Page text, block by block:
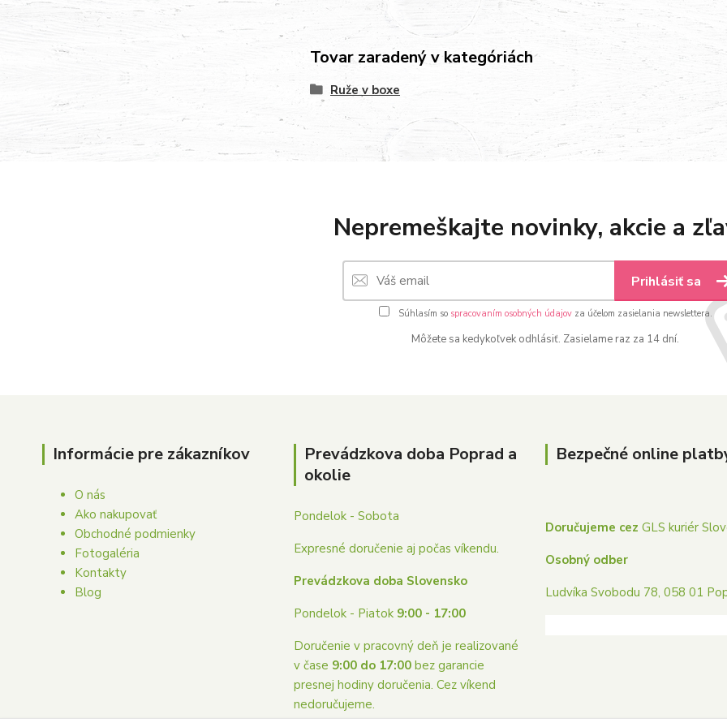
Tovar zaradený v kategóriách
Ruže v boxe
Nepremeškajte novinky, akcie a
Prihlásiť sa
Súhlasím so spracovaním osobných údajovza účelom zasielania newslettera.
Môžete sa kedykoľvek odhlásiť. Zasielame raz za 14 dní.
Informácie pre zákazníkov
O nás
Ako nakupovať
Obchodné podmienky
Fotogaléria
Kontakty
Blog
Prevádzkova doba Poprad a
okolie
Pondelok - Sobota
Expresné doručenie aj počas víkendu.
Prevádzkova doba Slovensko
Pondelok - Piatok 9:00 - 17:00
Doručenie v pracovný deň je realizované
v čase 9:00 do 17:00 bez garancie
presnej hodiny doručenia. Cez víkend
nedoručujeme.
Bezpečné online
Doručujeme cez GLS kuriér
Osobný odber
Ludvíka Svobodu 78, 058 01